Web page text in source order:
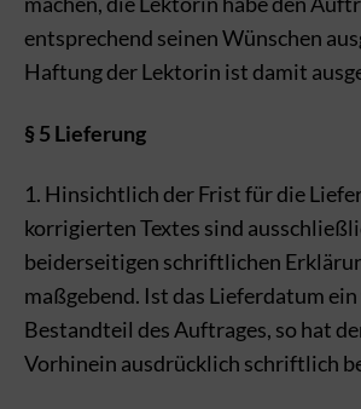
entsprechend seinen Wünschen
Haftung der Lektorin ist damit
§ 5 Lieferung
1. Hinsichtlich der Frist für die
korrigierten Textes sind
beiderseitigen schriftlichen
maßgebend. Ist das Lieferdatum
Bestandteil des Auftrages, so hat
Vorhinein ausdrücklich schriftlich